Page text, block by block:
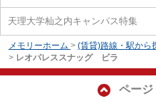
天理大学杣之内キャンパス特集
メモリーホーム > (賃貸)路線・駅から
> レオパレススナッグ ビラ
ページ